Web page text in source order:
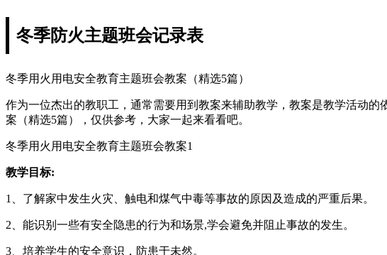
冬季防火主题班会记录表
冬季用火用电安全教育主题班会教案（精选5篇）
作为一位杰出的教职工，通常需要用到教案来辅助教学，教案是教学活动
案（精选5篇），仅供参考，大家一起来看看吧。
冬季用火用电安全教育主题班会教案1
教学目标:
1、了解家中发生火灾、触电和煤气中毒等事故的原因及造成的严重后果。
2、能识别一些有安全隐患的行为和场景,学会避免并阻止事故的发生。
3、培养学生的安全意识，防患于未然。